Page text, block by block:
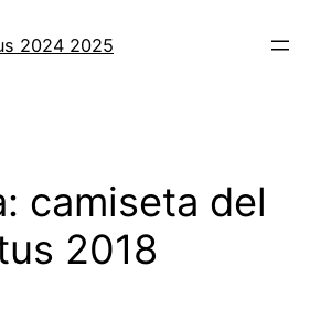
2024 2025
camiseta del
2018